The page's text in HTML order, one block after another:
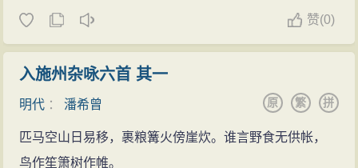
赞(0)
入施州杂咏六首 其一
明代 ： 潘希曾 拼
繁
原
匹马空山日易移，裹粮篝火傍崖炊。谁言野食无供帐，
鸟作笙箫树作帷。